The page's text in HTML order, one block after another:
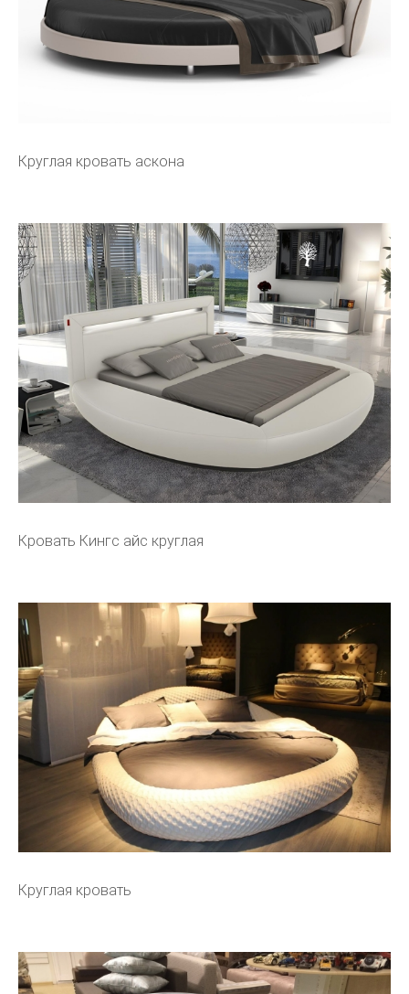
Круглая кровать аскона
Кровать Кингс айс круглая
Круглая кровать